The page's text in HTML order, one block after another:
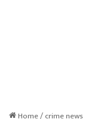
Home/crime news